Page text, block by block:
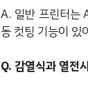
A. 일반 프린터는
동 컷팅 기능이 있
Q. 감열식과 열전